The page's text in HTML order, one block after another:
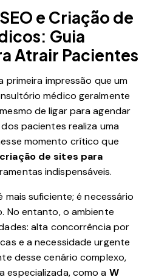
e Criação de
Guia
Atrair Pacientes
primeira impressão que um
médico geralmente
de ligar para agendar
pacientes realiza uma
momento crítico que
de sites para
indispensáveis.
suficiente; é necessário
No entanto, o ambiente
alta concorrência por
e a necessidade urgente
desse cenário complexo,
especializada, como a W